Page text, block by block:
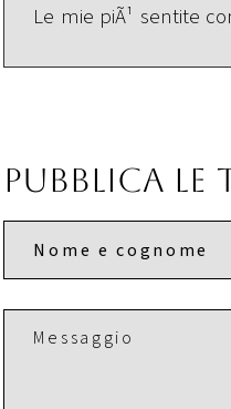
Le mie piÃ¹ sentite
Pubblica